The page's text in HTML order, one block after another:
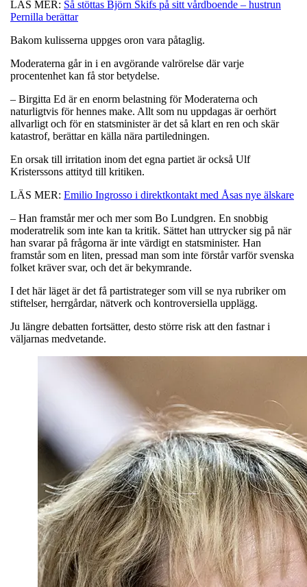
LÄS MER: Så stöttas Björn Skifs på sitt vårdboende – hustrun
Pernilla berättar
Bakom kulisserna uppges oron vara påtaglig.
Moderaterna går in i en avgörande valrörelse där varje
procentenhet kan få stor betydelse.
– Birgitta Ed är en enorm belastning för Moderaterna och
naturligtvis för hennes make. Allt som nu uppdagas är oerhört
allvarligt och för en statsminister är det så klart en ren och skär
katastrof, berättar en källa nära partiledningen.
En orsak till irritation inom det egna partiet är också Ulf
Kristerssons attityd till kritiken.
LÄS MER: Emilio Ingrosso i direktkontakt med Åsas nye älskare
– Han framstår mer och mer som Bo Lundgren. En snobbig
moderatrelik som inte kan ta kritik. Sättet han uttrycker sig på när
han svarar på frågorna är inte värdigt en statsminister. Han
framstår som en liten, pressad man som inte förstår varför svenska
folket kräver svar, och det är bekymrande.
I det här läget är det få partistrateger som vill se nya rubriker om
stiftelser, herrgårdar, nätverk och kontroversiella upplägg.
Ju längre debatten fortsätter, desto större risk att den fastnar i
väljarnas medvetande.